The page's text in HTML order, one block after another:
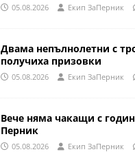
05.08.2026 Eкип ЗаПерник
Двама непълнолетни с
получиха призовки
05.08.2026 Eкип ЗаПерник
Вече няма чакащи с
Перник
05.08.2026 Eкип ЗаПерник